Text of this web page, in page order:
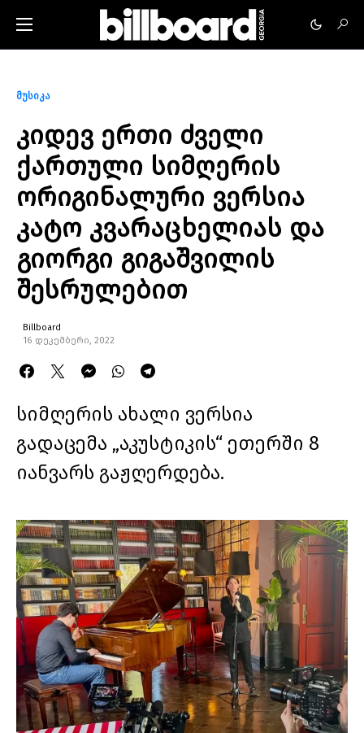
მუსიკა
კიდევ ერთი ძველი
ქართული სიმღერის
ორიგინალური ვერსია
კატო კვარაცხელიას და
გიორგი გიგაშვილის
შესრულებით
Billboard
16 დეკემბერი, 2022
სიმღერის ახალი ვერსია
გადაცემა „აკუსტიკის“ ეთერში 8
იანვარს გაჟღერდება.